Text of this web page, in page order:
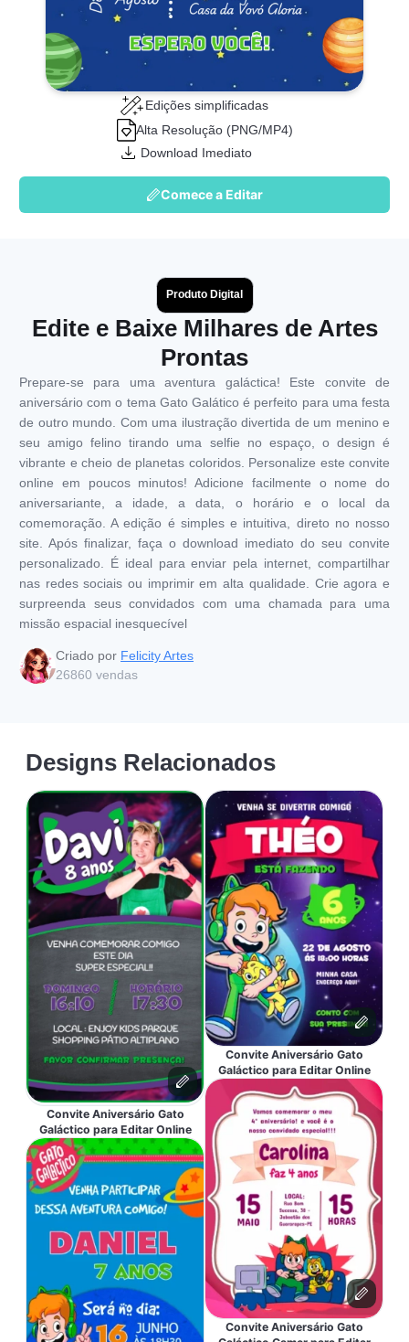
Edições simplificadas
Alta Resolução (PNG/MP4)
Download Imediato
Comece a Editar
Produto Digital
Edite e Baixe Milhares de Artes
Prontas
Prepare-se para uma aventura galáctica! Este convite de
aniversário com o tema Gato Galático é perfeito para uma festa
de outro mundo. Com uma ilustração divertida de um menino e
seu amigo felino tirando uma selfie no espaço, o design é
vibrante e cheio de planetas coloridos. Personalize este convite
online em poucos minutos! Adicione facilmente o nome do
aniversariante, a idade, a data, o horário e o local da
comemoração. A edição é simples e intuitiva, direto no nosso
site. Após finalizar, faça o download imediato do seu convite
personalizado. É ideal para enviar pela internet, compartilhar
nas redes sociais ou imprimir em alta qualidade. Crie agora e
surpreenda seus convidados com uma chamada para uma
missão espacial inesquecível
Criado por Felicity Artes
26860 vendas
Designs Relacionados
Convite Aniversário Gato
Galáctico para Editar Online
Convite Aniversário Gato
Galáctico para Editar Online
Convite Aniversário Gato